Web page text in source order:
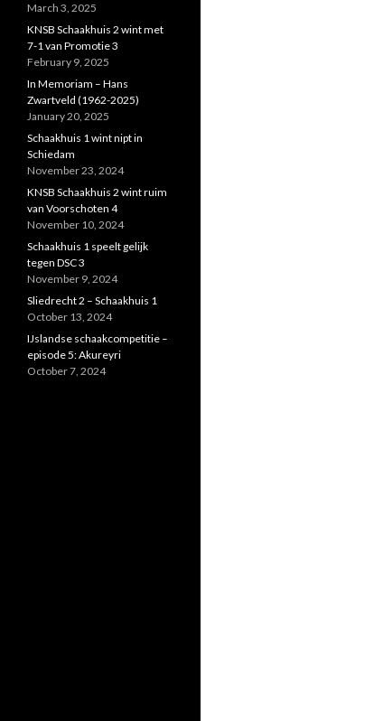
March 3, 2025
KNSB Schaakhuis 2 wint met
7-1 van Promotie 3
February 9, 2025
In Memoriam – Hans
Zwartveld (1962-2025)
January 20, 2025
Schaakhuis 1 wint nipt in
Schiedam
November 23, 2024
KNSB Schaakhuis 2 wint ruim
van Voorschoten 4
November 10, 2024
Schaakhuis 1 speelt gelijk
tegen DSC 3
November 9, 2024
Sliedrecht 2 – Schaakhuis 1
October 13, 2024
IJslandse schaakcompetitie –
episode 5: Akureyri
October 7, 2024